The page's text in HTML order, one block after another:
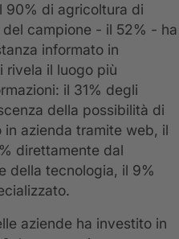
90% di agricoltura di
campione - il 52% - ha
informato in
rivela il luogo più
il 31% degli
della possibilità di
azienda tramite web, il
direttamente dal
della tecnologia, il 9%
aziende ha investito in